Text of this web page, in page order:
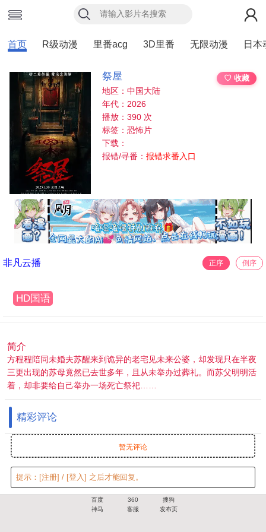
首页 R级动漫 里番acg 3D里番 无限动漫 日本
祭屋
♡ 收藏
地区：中国大陆
年代：2026
播放：390 次
标签：恐怖片
下载：
报错/寻番：报错求番入口
非凡云播 正序 倒序
HD国语
简介
方程程陪同未婚夫苏醒来到诡异的老宅见未来公婆，却发现只在半夜
三更出现的苏母竟然已去世多年，且从未举办过葬礼。而苏父明明活
着，却非要给自己举办一场死亡祭祀……
精彩评论
暂无评论
提示： [注册] / [登入] 之后才能回复。
百度 360
搜狗
神马
客服 发布页